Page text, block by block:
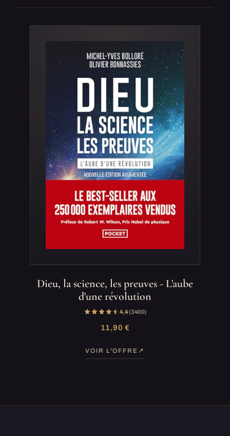
Dieu, la science, les preuves - L'aube
d'une révolution
4,4(3 400)
11,90 €
VOIR L'OFFRE